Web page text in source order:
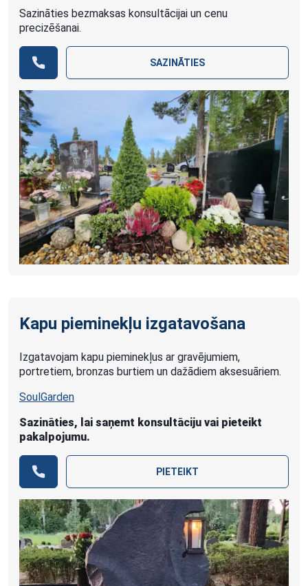
Sazināties bezmaksas konsultācijai un cenu
precizēšanai.
SAZINĀTIES
Kapu pieminekļu izgatavošana
Izgatavojam kapu pieminekļus ar gravējumiem,
portretiem, bronzas burtiem un dažādiem aksesuāriem.
SoulGarden
Sazināties, lai saņemt konsultāciju vai pieteikt
pakalpojumu.
PIETEIKT